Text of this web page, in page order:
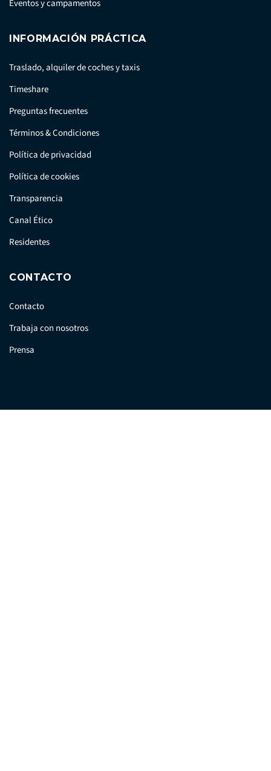
Eventos y campamentos
INFORMACIÓN PRÁCTICA
Traslado, alquiler de coches y taxis
Timeshare
Preguntas frecuentes
Términos & Condiciones
Política de privacidad
Política de cookies
Transparencia
Canal Ético
Residentes
CONTACTO
Contacto
Trabaja con nosotros
Prensa